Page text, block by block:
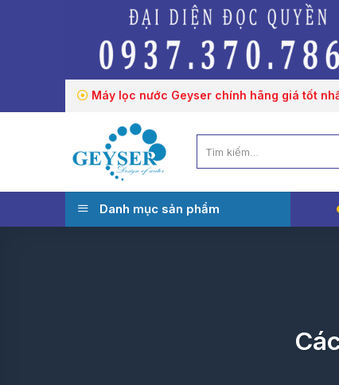
Máy lọc nước Geyser chính hãng giá tốt
kiếm:
Danh mục sản phẩm